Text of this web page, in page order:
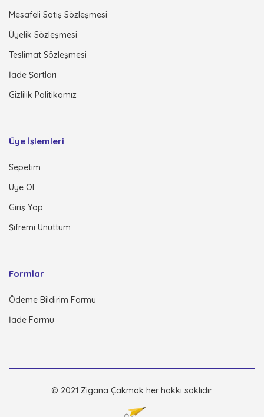
Mesafeli Satış Sözleşmesi
Üyelik Sözleşmesi
Teslimat Sözleşmesi
İade Şartları
Gizlilik Politikamız
Üye İşlemleri
Sepetim
Üye Ol
Giriş Yap
Şifremi Unuttum
Formlar
Ödeme Bildirim Formu
İade Formu
© 2021 Zigana Çakmak her hakkı saklıdır.